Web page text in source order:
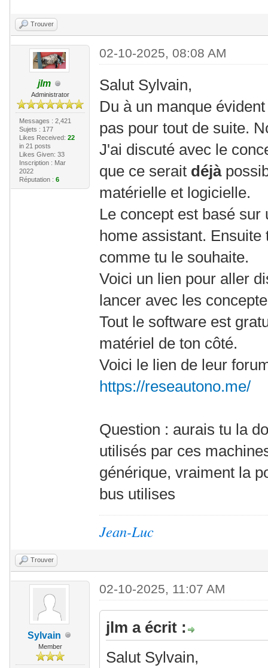
Trouver
jlm
Administrator
Messages : 2,421
Sujets : 177
Likes Received: 22
in 21 posts
Likes Given: 33
Inscription : Mar
2022
Réputation : 6
02-10-2025, 08:08 AM
Salut Sylvain,
Du à un manque
pas pour tout de suite.
J'ai discuté avec le
que ce serait déjà
matérielle et logicielle.
Le concept est basé
home assistant.
comme tu le souhaite.
Voici un lien pour aller
lancer avec les
Tout le software est
matériel de ton côté.
Voici le lien de leur
https://reseautono.me/
Question : aurais tu la
utilisés par ces
générique, vraiment la
bus utilises
Jean-Luc
Trouver
Sylvain
Member
02-10-2025, 11:07 AM
jlm a écrit :
Salut Sylvain,